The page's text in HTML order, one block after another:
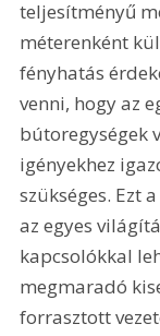
teljesítményű
méterenként
fényhatás
venni, hogy az
bútoregységek
igényekhez
szükséges. Ezt
az egyes
kapcsolókkal
megmaradó
forrasztott